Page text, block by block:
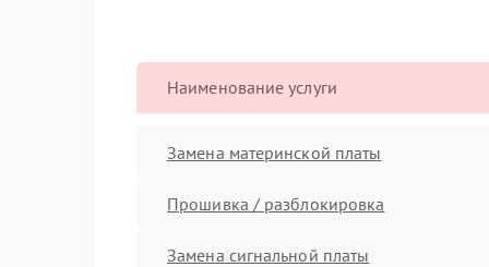
Наименование услуги
Замена материнской платы
Прошивка / разблокировка
Замена сигнальной платы